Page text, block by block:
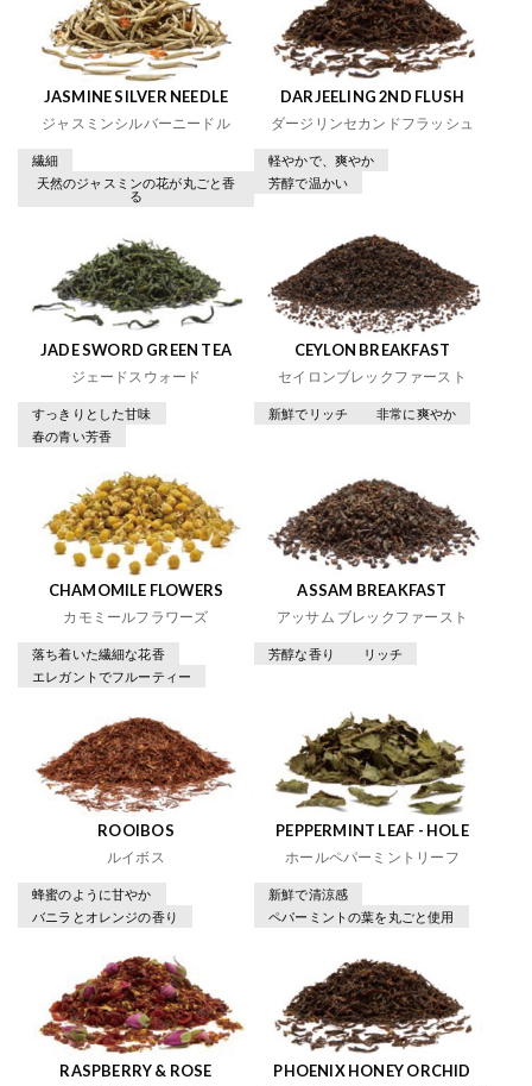
JASMINE SILVER NEEDLE
ジャスミンシルバーニードル
繊細
天然のジャスミンの花が丸ごと香
る
DARJEELING 2ND FLUSH
ダージリンセカンドフラッシュ
軽やかで、爽やか
芳醇で温かい
JADE SWORD GREEN TEA
ジェードスウォード
すっきりとした甘味
春の青い芳香
CEYLON BREAKFAST
セイロンブレックファースト
新鮮でリッチ 非常に爽やか
CHAMOMILE FLOWERS
カモミールフラワーズ
落ち着いた繊細な花香
エレガントでフルーティー
ASSAM BREAKFAST
アッサム ブレックファースト
芳醇な香り リッチ
ROOIBOS
ルイボス
蜂蜜のように甘やか
バニラとオレンジの香り
PEPPERMINT LEAF - HOLE
ホールペパーミントリーフ
新鮮で清涼感
ペパーミントの葉を丸ごと使用
RASPBERRY & ROSE PHOENIX HONEY ORCHID